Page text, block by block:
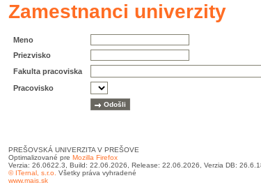
Zamestnanci univerzity
Meno
Priezvisko
Fakulta pracoviska
Pracovisko
PREŠOVSKÁ UNIVERZITA V PREŠOVE
Optimalizované pre Mozilla Firefox
Verzia: 26.0622.3, Build: 22.06.2026, Release: 22.06.2026, Verzia DB:
© ITernal, s.r.o. Všetky práva vyhradené
www.mais.sk